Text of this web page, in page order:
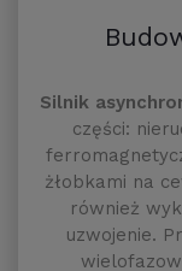
Silnik
części:
żłobkami na
również
uzwojenie.